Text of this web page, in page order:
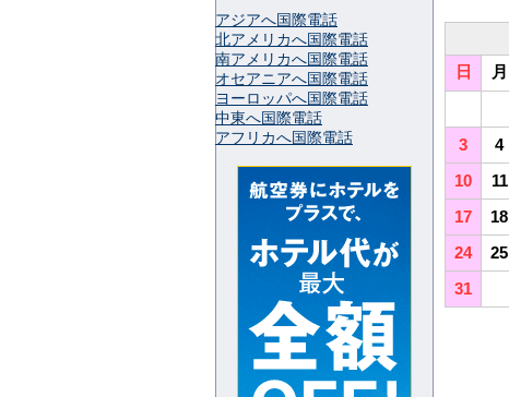
日
月
3
4
10
11
17
18
24
25
31
アジアへ国際電話
北アメリカへ国際電話
南アメリカへ国際電話
オセアニアへ国際電話
ヨーロッパへ国際電話
中東へ国際電話
アフリカへ国際電話